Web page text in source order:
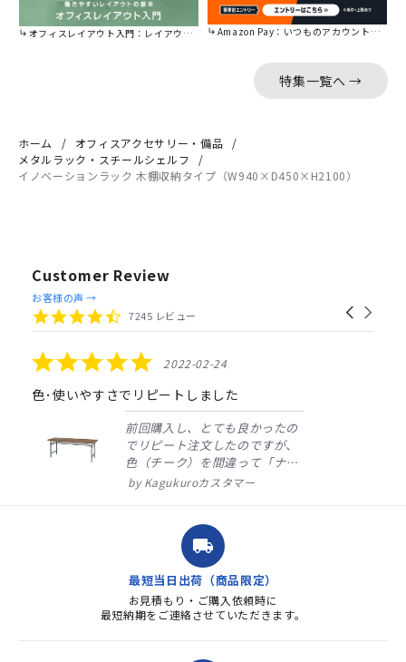
オフィスレイアウト入門：レイアウトの基本をご紹介。 Amazon Pay：いつものアカウントで簡単に決済可能。
特集一覧へ →
ホーム
オフィスアクセサリー・備品
メタルラック・スチールシェルフ
イノベーションラック 木棚収納タイプ（W940×D450×H2100）
Customer Review
Reviews
carousel
Carousel
arrows
4.4
star
7245 レビュー
お客様の声 →
5.0
star
rating
2022-02-24
色･使いやすさでリピートしました
前回購入し、とても良かったの
でリピート注文したのですが、
色（チーク）を間違って「ナチ
ュラル」としてしまいました。
ました。商品到着も早く、品
質・使いやすさで満足していま
す。また、リピートするときは
よろしくお...
Kagukuroカスタマー
local_shipping
最短当日出荷（商品限定）
お見積もり・ご購入依頼時に
最短納期をご連絡させていただきます。